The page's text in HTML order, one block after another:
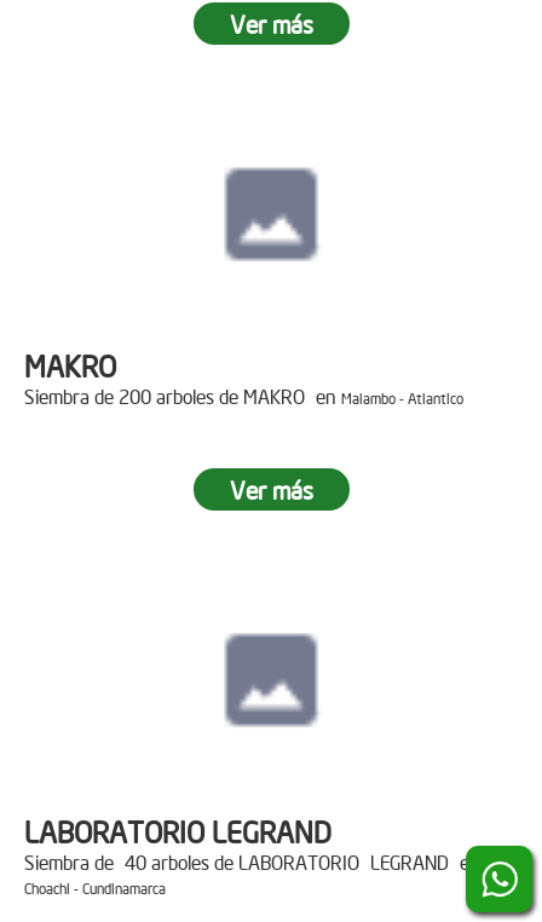
Ver más
MAKRO
Siembra de 200 arboles de MAKRO en Malambo - Atlantico
Ver más
LABORATORIO LEGRAND
Siembra de 40 arboles de LABORATORIO LEGRAND en
Choachi - Cundinamarca